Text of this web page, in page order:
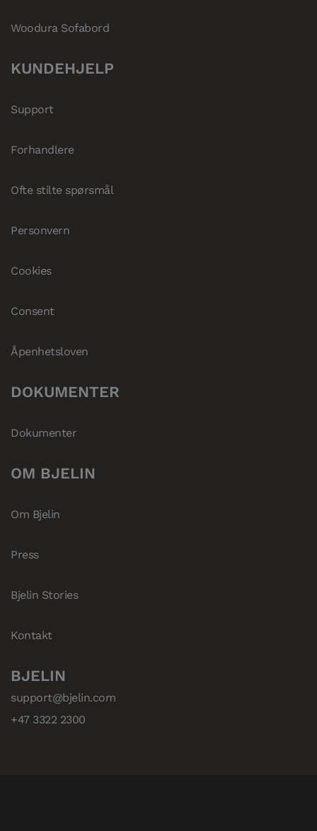
Woodura Sofabord
KUNDEHJELP
Support
Forhandlere
Ofte stilte spørsmål
Personvern
Cookies
Consent
Åpenhetsloven
DOKUMENTER
Dokumenter
OM BJELIN
Om Bjelin
Press
Bjelin Stories
Kontakt
BJELIN
support@bjelin.com
+47 3322 2300